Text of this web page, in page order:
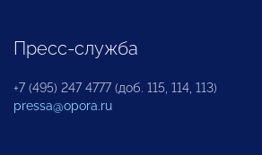
Пресс-служба
+7 (495) 247 4777 (доб. 115, 114, 113)
pressa@opora.ru